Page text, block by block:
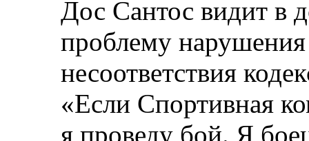
Дос Сантос видит в
проблему
несоответствия
«Если Спортивная
я проведу бой. Я